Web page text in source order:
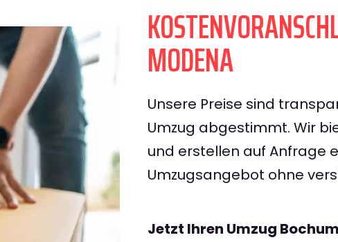
MODENA
Unsere Preise sind
Umzug abgestimmt. Wir
und erstellen auf Anfrage
Umzugsangebot ohne
Jetzt Ihren Umzug